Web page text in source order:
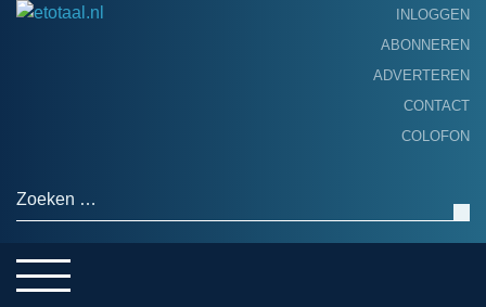
INLOGGEN
ABONNEREN
ADVERTEREN
CONTACT
COLOFON
Zoeken naar:
SERVICE